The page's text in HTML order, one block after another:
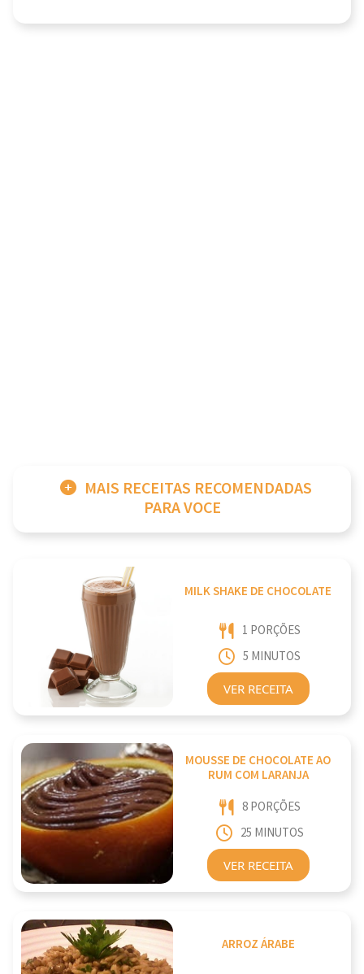
MAIS RECEITAS RECOMENDADAS
PARA VOCE
MILK SHAKE DE CHOCOLATE
1 PORÇÕES
5 MINUTOS
VER RECEITA
MOUSSE DE CHOCOLATE AO
RUM COM LARANJA
8 PORÇÕES
25 MINUTOS
VER RECEITA
ARROZ ÁRABE